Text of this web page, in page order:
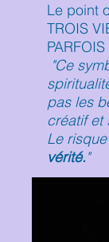
Le point
TROIS
"Ce
pas les
créatif et
Le
vérité."